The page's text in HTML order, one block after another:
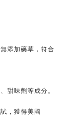
添加藥草，符合
甜味劑等成分。
，獲得美國